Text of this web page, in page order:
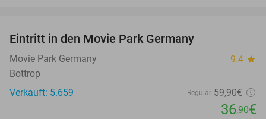
Eintritt in den Movie Park Germany
Movie Park Germany 9.4 star
Bottrop
Verkauft: 5.659
Regulär 59,90€
36,90€